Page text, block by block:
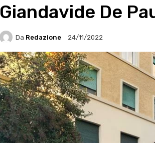
Giandavide De
Da Redazione 24/11/2022